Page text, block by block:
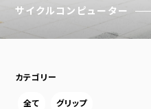
サイクルコンピューター
カテゴリー
全て グリップ